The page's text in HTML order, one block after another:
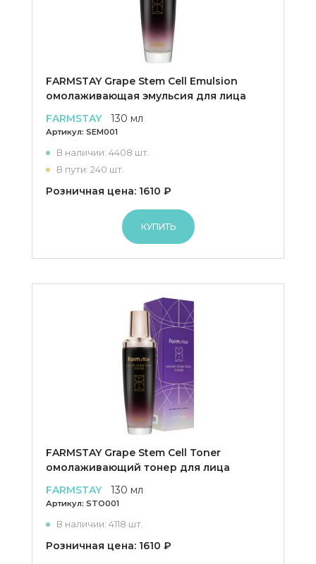
FARMSTAY Grape Stem Cell Emulsion
омолаживающая эмульсия для лица
FARMSTAY
130 мл
Артикул: SEM001
В наличии: 4408 шт.
В пути: 240 шт.
Розничная цена: 1610 ₽
КУПИТЬ
FARMSTAY Grape Stem Cell Toner
омолаживающий тонер для лица
FARMSTAY
130 мл
Артикул: STO001
В наличии: 4118 шт.
Розничная цена: 1610 ₽